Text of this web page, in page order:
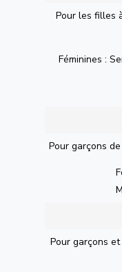
Pour les filles
Féminines :
Pour garçons
Pour garçons